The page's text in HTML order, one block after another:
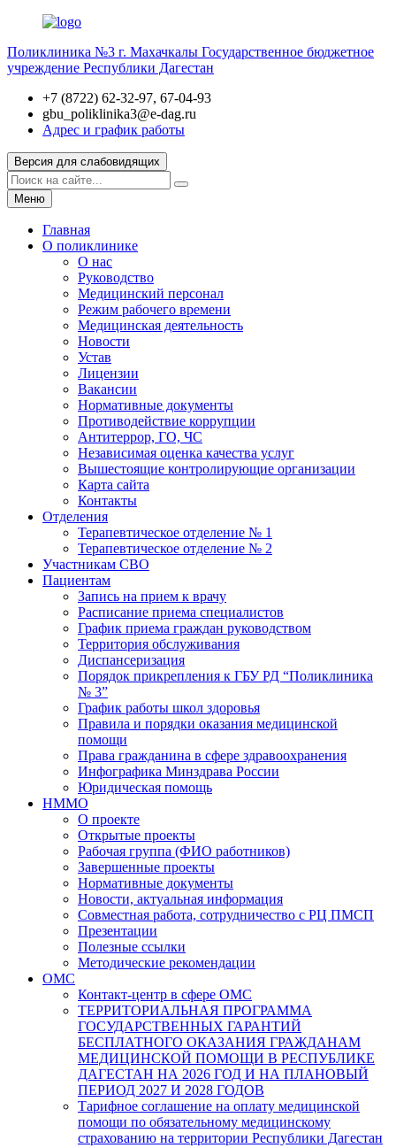
Поликлиника №3 г. Махачкалы Государственное бюджетное
учреждение Республики Дагестан
+7 (8722) 62-32-97, 67-04-93
gbu_poliklinika3@e-dag.ru
Адрес и график работы
Версия для слабовидящих
Меню
Главная
О поликлинике
О нас
Руководство
Медицинский персонал
Режим рабочего времени
Медицинская деятельность
Новости
Устав
Лицензии
Вакансии
Нормативные документы
Противодействие коррупции
Антитеррор, ГО, ЧС
Независимая оценка качества услуг
Вышестоящие контролирующие организации
Карта сайта
Контакты
Отделения
Терапевтическое отделение № 1
Терапевтическое отделение № 2
Участникам СВО
Пациентам
Запись на прием к врачу
Расписание приема специалистов
График приема граждан руководством
Территория обслуживания
Диспансеризация
Порядок прикрепления к ГБУ РД “Поликлиника
№ 3”
График работы школ здоровья
Правила и порядки оказания медицинской
помощи
Права гражданина в сфере здравоохранения
Инфографика Минздрава России
Юридическая помощь
НММО
О проекте
Открытые проекты
Рабочая группа (ФИО работников)
Завершенные проекты
Нормативные документы
Новости, актуальная информация
Совместная работа, сотрудничество с РЦ ПМСП
Презентации
Полезные ссылки
Методические рекомендации
ОМС
Контакт-центр в сфере ОМС
ТЕРРИТОРИАЛЬНАЯ ПРОГРАММА
ГОСУДАРСТВЕННЫХ ГАРАНТИЙ
БЕСПЛАТНОГО ОКАЗАНИЯ ГРАЖДАНАМ
МЕДИЦИНСКОЙ ПОМОЩИ В РЕСПУБЛИКЕ
ДАГЕСТАН НА 2026 ГОД И НА ПЛАНОВЫЙ
ПЕРИОД 2027 И 2028 ГОДОВ
Тарифное соглашение на оплату медицинской
помощи по обязательному медицинскому
страхованию на территории Республики Дагестан